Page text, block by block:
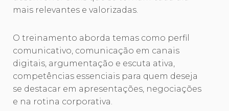
mais relevantes e valorizadas.
O treinamento aborda temas como perfil
comunicativo, comunicação em canais
digitais, argumentação e escuta ativa,
competências essenciais para quem deseja
se destacar em apresentações, negociações
e na rotina corporativa.